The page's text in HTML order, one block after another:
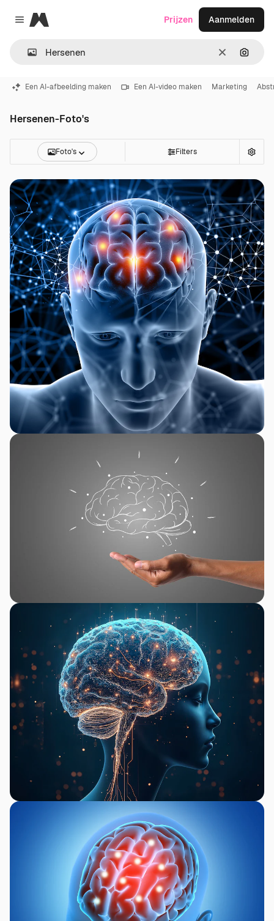
Close menu
Magnific
Wissen
Prijzen Aanmelden
Een AI-afbeelding maken Een AI-video maken Marketing
Hersenen-Foto's
Foto's Filters